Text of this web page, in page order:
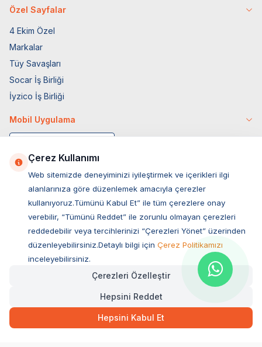
865,95TL Hızlı Teslimat
SEPETE EKLE
Özel Sayfalar
4 Ekim Özel
Markalar
Tüy Savaşları
Socar İş Birliği
İyzico İş Birliği
Mobil Uygulama
Müşteri Hizmetleri
Sıkça Sorulan Sorular
Ovacık Mah. Hacıoğlu Sok. No:13 Başiskele / KOCAELİ
Müşteri Destek Hattı
Çerez Kullanımı
Web sitemizde deneyiminizi iyileştirmek ve içerikleri ilgi
alanlarınıza göre düzenlemek amacıyla çerezler
kullanıyoruz.Tümünü Kabul Et” ile tüm çerezlere onay
verebilir, “Tümünü Reddet” ile zorunlu olmayan çerezleri
reddedebilir veya tercihlerinizi “Çerezleri Yönet” üzerinden
düzenleyebilirsiniz.Detaylı bilgi için Çerez Politikamızı
inceleyebilirsiniz.
Çerezleri Özelleştir
Hepsini Reddet
Hepsini Kabul Et